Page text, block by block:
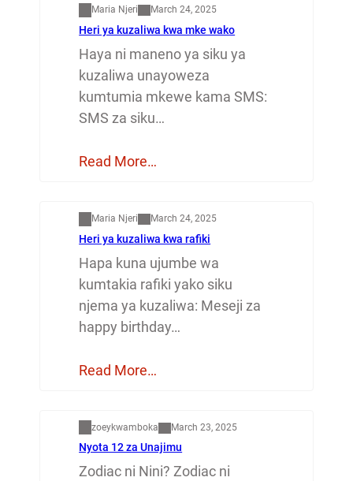
Maria Njeri March 24, 2025
Heri ya kuzaliwa kwa mke wako
Haya ni maneno ya siku ya
kuzaliwa unayoweza
kumtumia mkewe kama SMS:
SMS za siku…
Read More…
Maria Njeri March 24, 2025
Heri ya kuzaliwa kwa rafiki
Hapa kuna ujumbe wa
kumtakia rafiki yako siku
njema ya kuzaliwa: Meseji za
happy birthday…
Read More…
zoeykwamboka March 23, 2025
Nyota 12 za Unajimu
Zodiac ni Nini? Zodiac ni